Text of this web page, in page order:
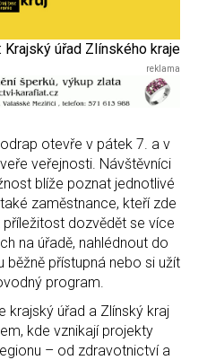
Krajský úřad Zlínského kraje
otevře v pátek 7. a v
veřejnosti. Návštěvníci
blíže poznat jednotlivé
zaměstnance, kteří zde
dozvědět se více
na úřadě, nahlédnout do
běžně přístupná nebo si užít
program.
krajský úřad a Zlínský kraj
kde vznikají projekty
– od zdravotnictví a